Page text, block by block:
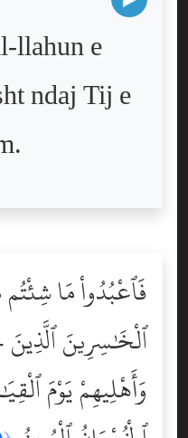
llahun e
ndaj Tij e
فَٱعْبُدُواْ مَا
ٱلْخَٰسِرِينَ
وَأَهْلِيهِمْ يَوْمَ